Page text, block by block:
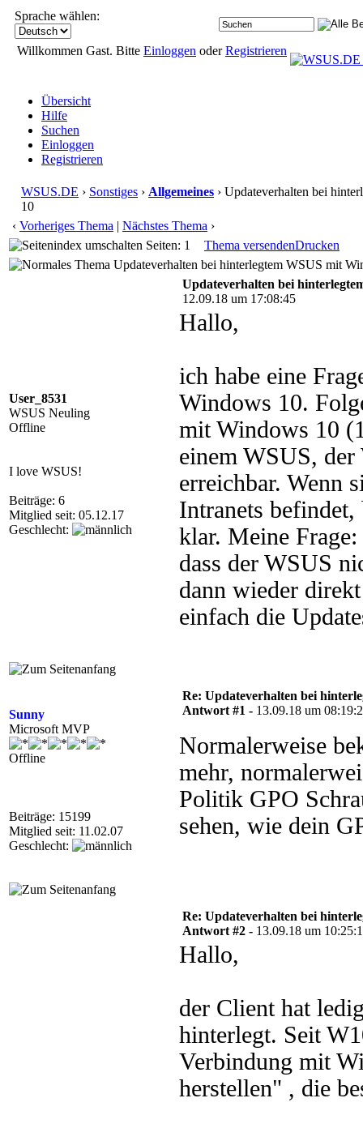
Sprache wählen:
Willkommen Gast. Bitte Einloggen oderRegistrieren
Übersicht
Hilfe
Suchen
Einloggen
Registrieren
WSUS.DE › Sonstiges › Allgemeines › Updateverhalten bei
10
‹ Vorheriges Thema | Nächstes Thema ›
Seiten: 1
Thema versendenDrucken
Updateverhalten bei hinterlegtem WSUS mit
User_8531
WSUS Neuling
Offline
I love WSUS!
Beiträge: 6
Mitglied seit: 05.12.17
Geschlecht:
Updateverhalten bei
12.09.18 um 17:08:45
Hallo,
ich habe eine
Windows 10.
mit Windows 10
einem WSUS,
erreichbar. Wenn
Intranets
klar. Meine
dass der WSUS
dann wieder
einfach die
Sunny
Microsoft MVP
Offline
Beiträge: 15199
Mitglied seit: 11.02.07
Geschlecht:
Re: Updateverhalten bei
Antwort #1 - 13.09.18 um
Normalerweise
mehr,
Politik GPO
sehen, wie dein
Re: Updateverhalten bei
Antwort #2 - 13.09.18 um
Hallo,
der Client hat
hinterlegt. Seit
Verbindung mit
herstellen" , die